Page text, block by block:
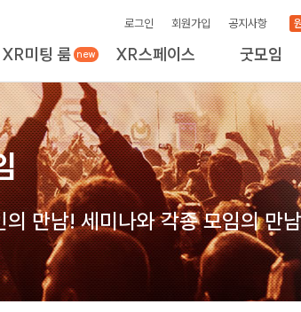
로그인 회원가입 공지사항
XR미팅 룸 new XR스페이스 굿모임
만남! 세미나와 각종 모임의 만